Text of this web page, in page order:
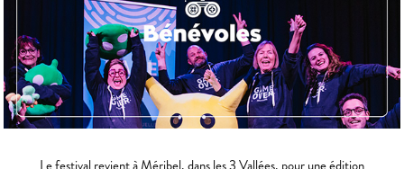
Le festival revient à Méribel, dans les 3 Vallées, pour une édition